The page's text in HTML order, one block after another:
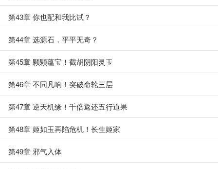
第43章 你也配和我比试？
第44章 选源石，平平无奇？
第45章 颗颗蕴宝！截胡阴阳灵玉
第46章 不同凡响！突破命轮三层
第47章 逆天机缘！千倍返还五行道果
第48章 姬如玉再陷危机！长生姬家
第49章 邪气入体